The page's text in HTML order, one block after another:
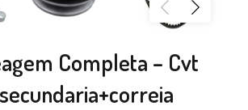
Completa – Cvt